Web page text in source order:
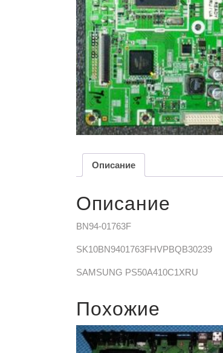
Описание
Описание
BN94-01763F
SK10BN9401763FHVPBQB30239
SAMSUNG PS50A410C1XRU
Похожие